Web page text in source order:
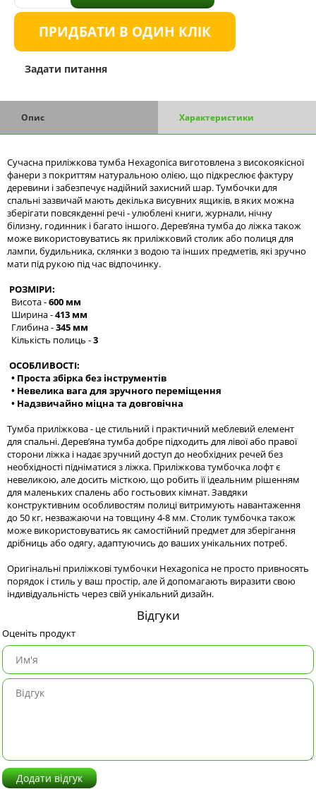
ПРИДБАТИ В ОДИН КЛІК
Задати питання
Опис Характеристики
Сучасна приліжкова тумба Hexagonica виготовлена з високоякісної
фанери з покриттям натуральною олією, що підкреслює фактуру
деревини і забезпечує надійний захисний шар. Тумбочки для
спальні зазвичай мають декілька висувних ящиків, в яких можна
зберігати повсякденні речі - улюблені книги, журнали, нічну
білизну, годинник і багато іншого. Дерев’яна тумба до ліжка також
може використовуватись як приліжковий столик або полиця для
лампи, будильника, склянки з водою та інших предметів, які зручно
мати під рукою під час відпочинку.
РОЗМІРИ:
Висота -600 мм
Ширина -413 мм
Глибина -345 мм
Кількість полиць -3
ОСОБЛИВОСТІ:
• Проста збірка без інструментів
• Невелика вага для зручного переміщення
• Надзвичайно міцна та довговічна
Тумба приліжкова - це стильний і практичний меблевий елемент
для спальні. Дерев’яна тумба добре підходить для лівої або правої
сторони ліжка і надає зручний доступ до необхідних речей без
необхідності підніматися з ліжка. Приліжкова тумбочка лофт є
невеликою, але досить місткою, що робить її ідеальним рішенням
для маленьких спалень або гостьових кімнат. Завдяки
конструктивним особливостям полиці витримують навантаження
до 50 кг, незважаючи на товщину 4-8 мм. Столик тумбочка також
може використовуватись як самостійний предмет для зберігання
дрібниць або одягу, адаптуючись до ваших унікальних потреб.
Оригінальні приліжкові тумбочки Hexagonica не просто привносять
порядок і стиль у ваш простір, але й допомагають виразити свою
індивідуальність через свій унікальний дизайн.
Відгуки
Оценіть продукт
Додати відгук